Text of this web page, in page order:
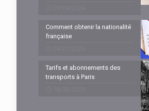
Comment obtenir la nationalité
française
Tarifs et abonnements des
transports à Paris